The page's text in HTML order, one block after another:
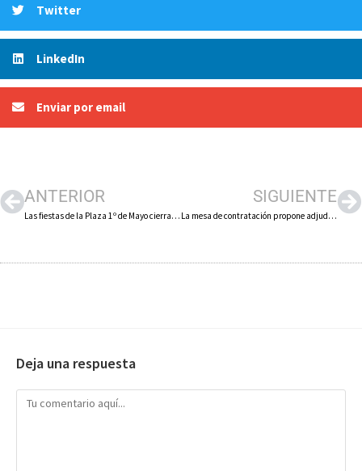
Twitter
LinkedIn
Enviar por email
ANTERIOR
Las fiestas de la Plaza 1º de Mayo cierran el ciclo de fiestas de los barrios de Arnedo
SIGUIENTE
La mesa de contratación propone adjudicar la venta de ‘El Silo’ a la empresa Coblansa por 3´4 millones de euros
Deja una respuesta